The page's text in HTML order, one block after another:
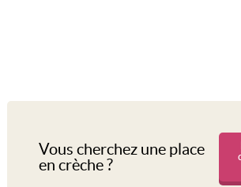
Vous cherchez une place
en crèche ?